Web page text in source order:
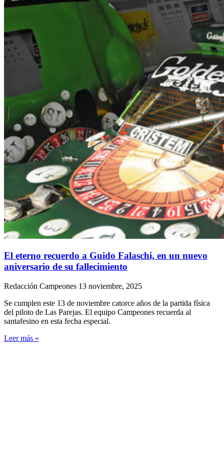
El eterno recuerdo a Guido Falaschi, en un nuevo
aniversario de su fallecimiento
Redacción Campeones 13 noviembre, 2025
Se cumplen este 13 de noviembre catorce años de la partida física
del piloto de Las Parejas. El equipo Campeones recuerda al
santafesino en esta fecha especial.
Leer más »